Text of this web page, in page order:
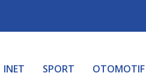
INET SPORT OTOMOTIF